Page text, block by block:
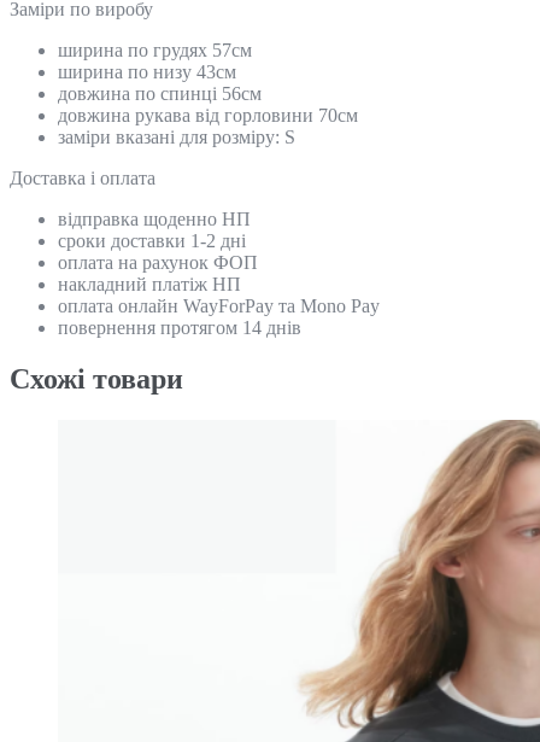
Замiри по виробу
ширина по грудях 57см
ширина по низу 43см
довжина по спинці 56см
довжина рукава від горловини 70см
заміри вказані для розміру: S
Доставка і оплата
відправка щоденно НП
сроки доставки 1-2 дні
оплата на рахунок ФОП
накладний платіж НП
оплата онлайн WayForPay та Mono Pay
повернення протягом 14 днів
Схожi товари